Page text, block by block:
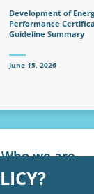
Development of
Performance
Guideline Summary
June 15, 2026
Who we are
BPIE is Europe's
on energy